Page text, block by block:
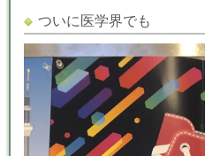
ついに医学界でも